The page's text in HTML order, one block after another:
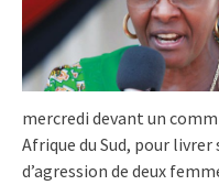
mercredi devant un
Afrique du Sud, pour livrer
d’agression de deux